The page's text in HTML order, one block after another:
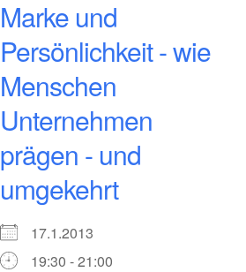
Marke und
Persönlichkeit - wie
Menschen
Unternehmen
prägen - und
umgekehrt
17.1.2013
19:30 - 21:00